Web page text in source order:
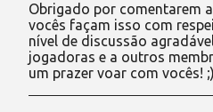
s
t
a
r
u
m
Obrigado por comentarem
vocês façam isso com
nível de discussão
jogadoras e a outros
um prazer voar com vocês! ;)